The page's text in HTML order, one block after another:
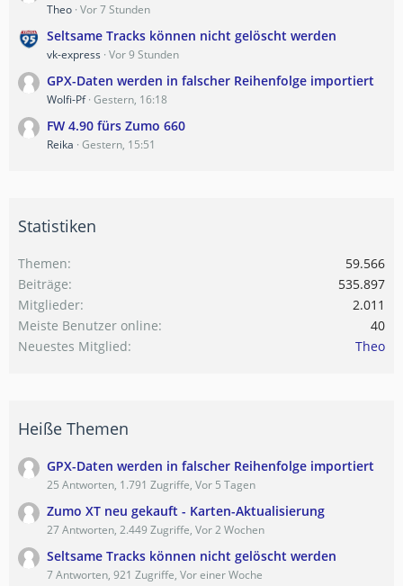
Theo Vor 7 Stunden
Seltsame Tracks können nicht gelöscht werden
vk-express Vor 9 Stunden
GPX-Daten werden in falscher Reihenfolge importiert
Wolfi-Pf Gestern, 16:18
FW 4.90 fürs Zumo 660
Reika Gestern, 15:51
Statistiken
Themen
59.566
Beiträge
535.897
Mitglieder
2.011
Meiste Benutzer online
40
Neuestes Mitglied
Theo
Heiße Themen
GPX-Daten werden in falscher Reihenfolge importiert
25 Antworten, 1.791 Zugriffe, Vor 5 Tagen
Zumo XT neu gekauft - Karten-Aktualisierung
27 Antworten, 2.449 Zugriffe, Vor 2 Wochen
Seltsame Tracks können nicht gelöscht werden
7 Antworten, 921 Zugriffe, Vor einer Woche